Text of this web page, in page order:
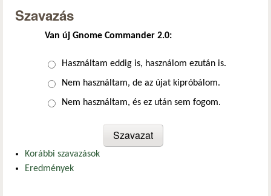
Szavazás
Van új Gnome Commander 2.0:
Választások
Használtam eddig is, használom ezután is.
Nem használtam, de az újat kipróbálom.
Nem használtam, és ez után sem fogom.
Korábbi szavazások
Eredmények